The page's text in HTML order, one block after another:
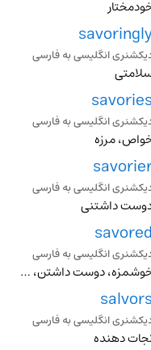
انگلیسی به فارسی
savories
انگلیسی به فارسی
مرزه
انگلیسی به فارسی
داشتنی
savored
انگلیسی به فارسی
خوشمزه، دوست داشتن، مزه کردن، فهمیدن
salvors
انگلیسی به فارسی
دهنده